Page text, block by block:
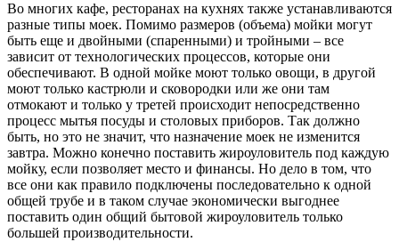
Во многих кафе, ресторанах на кухнях также устанавливаются
разные типы моек. Помимо размеров (объема) мойки могут
быть еще и двойными (спаренными) и тройными – все
зависит от технологических процессов, которые они
обеспечивают. В одной мойке моют только овощи, в другой
моют только кастрюли и сковородки или же они там
отмокают и только у третей происходит непосредственно
процесс мытья посуды и столовых приборов. Так должно
быть, но это не значит, что назначение моек не изменится
завтра. Можно конечно поставить жироуловитель под каждую
мойку, если позволяет место и финансы. Но дело в том, что
все они как правило подключены последовательно к одной
общей трубе и в таком случае экономически выгоднее
поставить один общий бытовой жироуловитель только
большей производительности.